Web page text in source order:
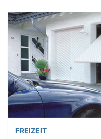
FREIZEIT